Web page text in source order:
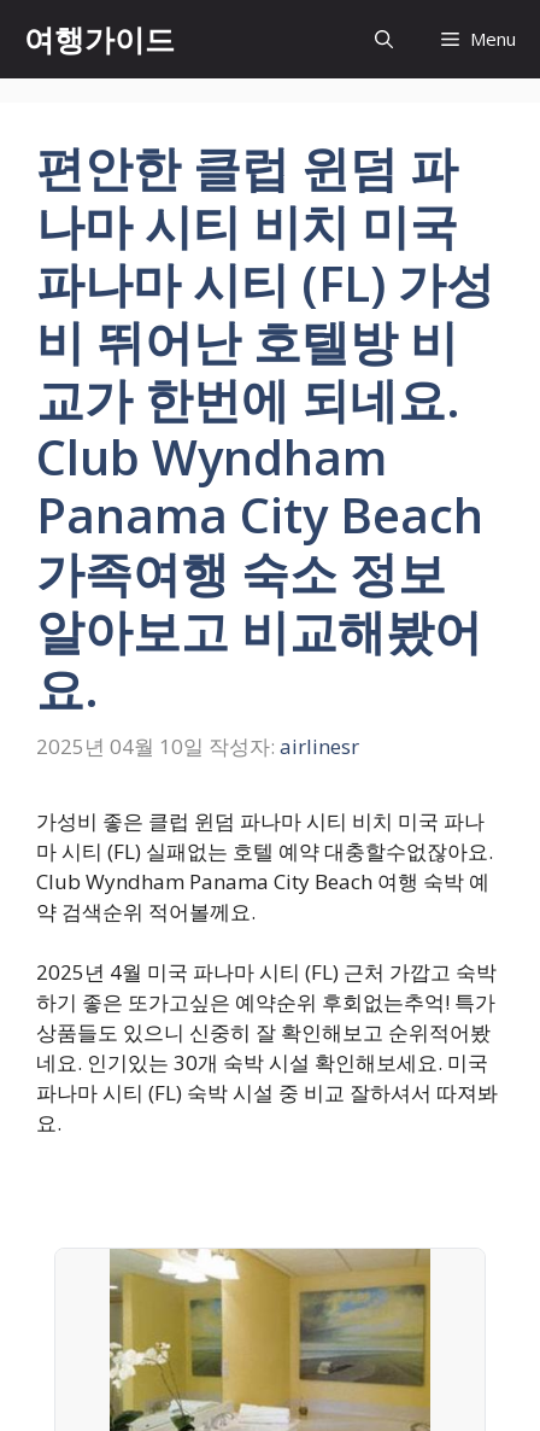
츠
여행가이드 Menu
편안한 클럽 윈덤 파
나마 시티 비치 미국
파나마 시티 (FL) 가성
비 뛰어난 호텔방 비
교가 한번에 되네요.
Club Wyndham
Panama City Beach
가족여행 숙소 정보
알아보고 비교해봤어
요.
2025년 04월 10일 작성자: airlinesr
가성비 좋은 클럽 윈덤 파나마 시티 비치 미국 파나
마 시티 (FL) 실패없는 호텔 예약 대충할수없잖아요.
Club Wyndham Panama City Beach 여행 숙박 예
약 검색순위 적어볼께요.
2025년 4월 미국 파나마 시티 (FL) 근처 가깝고 숙박
하기 좋은 또가고싶은 예약순위 후회없는추억! 특가
상품들도 있으니 신중히 잘 확인해보고 순위적어봤
네요. 인기있는 30개 숙박 시설 확인해보세요. 미국
파나마 시티 (FL) 숙박 시설 중 비교 잘하셔서 따져봐
요.